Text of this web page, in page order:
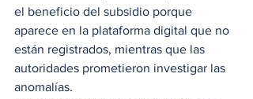
el beneficio del subsidio porque
aparece en la plataforma digital que no
están registrados, mientras que las
autoridades prometieron investigar las
anomalías.